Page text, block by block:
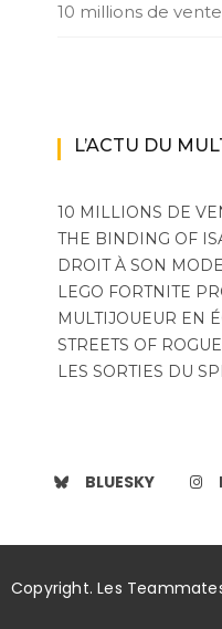
10 millions de
L’ACTU DU
10 MILLIONS DE
THE BINDING OF
DROIT À SON
LEGO FORTNITE
MULTIJOUEUR EN
STREETS OF
LES SORTIES DU
BLUESKY
Copyright. Les